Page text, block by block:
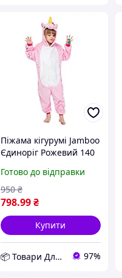
Піжама кігурумі Jamboo
Єдиноріг Рожевий 140
Готово до відправки
798.99 ₴
950 ₴
Купити
📦 Товари Для Дому 97%